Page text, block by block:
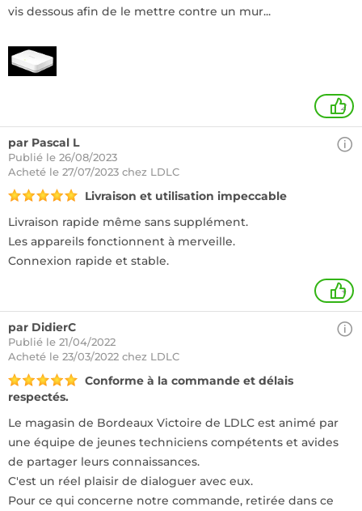
vis dessous afin de le mettre contre un mur...
2
par Pascal L
Publié le 26/08/2023
Acheté le 27/07/2023 chez LDLC
Livraison et utilisation impeccable
Livraison rapide même sans supplément.
Les appareils fonctionnent à merveille.
Connexion rapide et stable.
+
par DidierC
Publié le 21/04/2022
Acheté le 23/03/2022 chez LDLC
Conforme à la commande et délais
respectés.
Le magasin de Bordeaux Victoire de LDLC est animé par
une équipe de jeunes techniciens compétents et avides
de partager leurs connaissances.
C'est un réel plaisir de dialoguer avec eux.
Pour ce qui concerne notre commande, retirée dans ce